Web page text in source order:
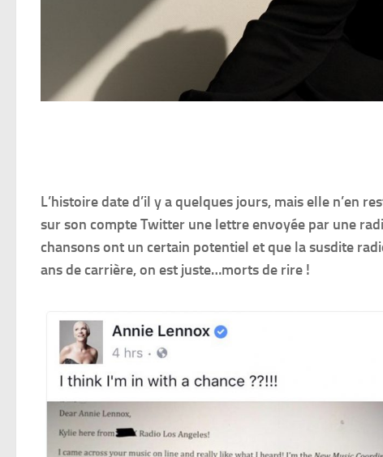
L’histoire date d’il y a quelques jours, mais elle n’en
sur son compte Twitter une lettre envoyée par une
chansons ont un certain potentiel et que la susdite
ans de carrière, on est juste…morts de rire !